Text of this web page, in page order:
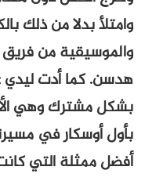
وامتلأ بدلا من ذلك
والموسيقية من
هدسن. كما أدت ليدي
بشكل مشترك وهي
بأول أوسكار في
أفضل ممثلة التي